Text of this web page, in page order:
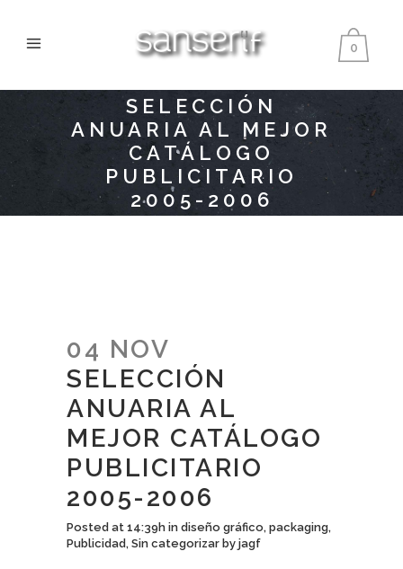
0
SELECCIÓN
ANUARIA AL MEJOR
CATÁLOGO
PUBLICITARIO
2005-2006
04 NOV
SELECCIÓN
ANUARIA AL
MEJOR CATÁLOGO
PUBLICITARIO
2005-2006
Posted at 14:39h in diseño gráfico, packaging,
Publicidad, Sin categorizar by jagf